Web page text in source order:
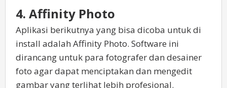
4. Affinity Photo
Aplikasi berikutnya yang bisa dicoba untuk di
install adalah Affinity Photo. Software ini
dirancang untuk para fotografer dan desainer
foto agar dapat menciptakan dan mengedit
gambar yang terlihat lebih profesional.